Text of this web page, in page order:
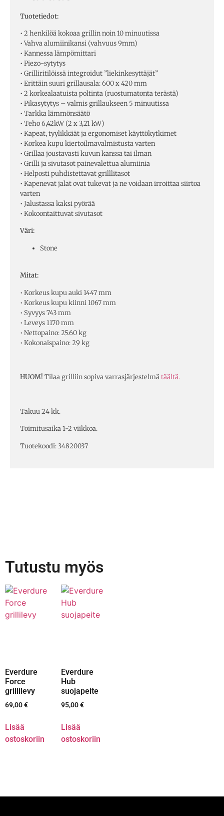
Tuotetiedot:
• 2 henkilöä kokoaa grillin noin 10 minuutissa
• Vahva alumiinikansi (vahvuus 9mm)
• Kannessa lämpömittari
• Piezo-sytytys
• Grilliritilöissä integroidut ”liekinkesyttäjät”
• Erittäin suuri grillausala: 600 x 420 mm
• 2 korkealaatuista poltinta (ruostumatonta terästä)
• Pikasytytys – valmis grillaukseen 5 minuutissa
• Tarkka lämmönsäätö
• Teho 6,42kW (2 x 3,21 kW)
• Kapeat, tyylikkäät ja ergonomiset käyttökytkimet
• Korkea kupu kiertoilmavalmistusta varten
• Grillaa joustavasti kuvun kanssa tai ilman
• Grilli ja sivutasot painevalettua alumiinia
• Helposti puhdistettavat grilllitasot
• Kapenevat jalat ovat tukevat ja ne voidaan irroittaa siirtoa
varten
• Jalustassa kaksi pyörää
• Kokoontaittuvat sivutasot
Väri:
Stone
Mitat:
• Korkeus kupu auki 1447 mm
• Korkeus kupu kiinni 1067 mm
• Syvyys 743 mm
• Leveys 1170 mm
• Nettopaino: 25.60 kg
• Kokonaispaino: 29 kg
HUOM! Tilaa grilliin sopiva varrasjärjestelmätäältä.
Takuu 24 kk.
Toimitusaika 1-2 viikkoa.
Tuotekoodi: 34820037
Tutustu myös
Everdure
Force
grillilevy
69,00€
Lisää
ostoskoriin
Everdure
Hub
suojapeite
95,00€
Lisää
ostoskoriin